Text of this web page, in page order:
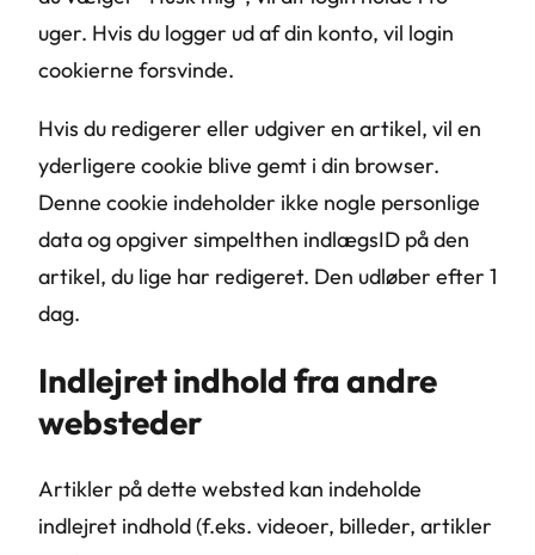
uger. Hvis du logger ud af din konto, vil login
cookierne forsvinde.
Hvis du redigerer eller udgiver en artikel, vil en
yderligere cookie blive gemt i din browser.
Denne cookie indeholder ikke nogle personlige
data og opgiver simpelthen indlægsID på den
artikel, du lige har redigeret. Den udløber efter 1
dag.
Indlejret indhold fra andre
websteder
Artikler på dette websted kan indeholde
indlejret indhold (f.eks. videoer, billeder, artikler